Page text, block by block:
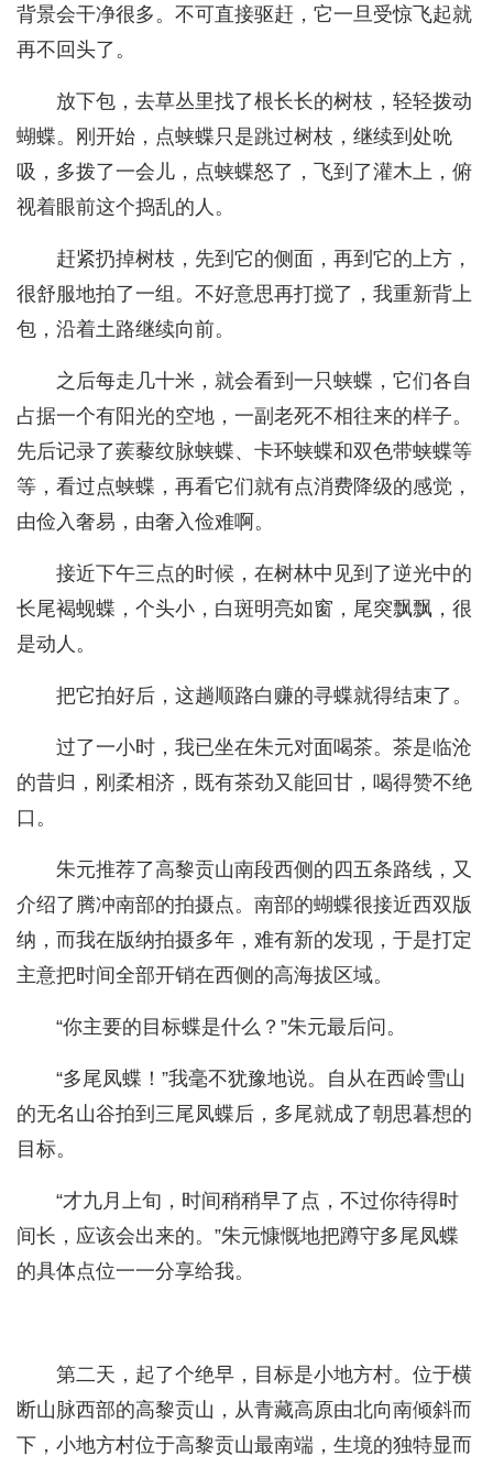
背景会干净很多。不可直接驱赶，它一旦受惊飞起就
再不回头了。
放下包，去草丛里找了根长长的树枝，轻轻拨动
蝴蝶。刚开始，点蛱蝶只是跳过树枝，继续到处吮
吸，多拨了一会儿，点蛱蝶怒了，飞到了灌木上，俯
视着眼前这个捣乱的人。
赶紧扔掉树枝，先到它的侧面，再到它的上方，
很舒服地拍了一组。不好意思再打搅了，我重新背上
包，沿着土路继续向前。
之后每走几十米，就会看到一只蛱蝶，它们各自
占据一个有阳光的空地，一副老死不相往来的样子。
先后记录了蒺藜纹脉蛱蝶、卡环蛱蝶和双色带蛱蝶等
等，看过点蛱蝶，再看它们就有点消费降级的感觉，
由俭入奢易，由奢入俭难啊。
接近下午三点的时候，在树林中见到了逆光中的
长尾褐蚬蝶，个头小，白斑明亮如窗，尾突飘飘，很
是动人。
把它拍好后，这趟顺路白赚的寻蝶就得结束了。
过了一小时，我已坐在朱元对面喝茶。茶是临沧
的昔归，刚柔相济，既有茶劲又能回甘，喝得赞不绝
口。
朱元推荐了高黎贡山南段西侧的四五条路线，又
介绍了腾冲南部的拍摄点。南部的蝴蝶很接近西双版
纳，而我在版纳拍摄多年，难有新的发现，于是打定
主意把时间全部开销在西侧的高海拔区域。
“你主要的目标蝶是什么？”朱元最后问。
“多尾凤蝶！”我毫不犹豫地说。自从在西岭雪山
的无名山谷拍到三尾凤蝶后，多尾就成了朝思暮想的
目标。
“才九月上旬，时间稍稍早了点，不过你待得时
间长，应该会出来的。”朱元慷慨地把蹲守多尾凤蝶
的具体点位一一分享给我。
第二天，起了个绝早，目标是小地方村。位于横
断山脉西部的高黎贡山，从青藏高原由北向南倾斜而
下，小地方村位于高黎贡山最南端，生境的独特显而